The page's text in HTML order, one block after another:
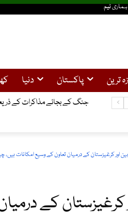
ہماری ٹیم
ترین پاکستان دنیا
جنگ کے بجائے مذاکرات کے
اور کرغیزستان کے درمیان تعاون کے وسیع امکانات ہیں،
کرغیزستان کے